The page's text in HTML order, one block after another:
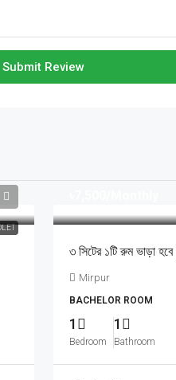
Submit Review
৩ সিটের ১টি রুম ভাড়া
Mirpur
BACHELOR ROOM
1
Bedroom
1
Bathroom